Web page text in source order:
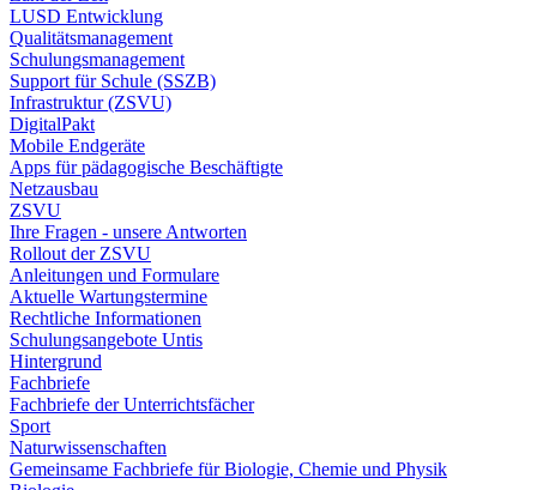
LUSD Entwicklung
Qualitätsmanagement
Schulungsmanagement
Support für Schule (SSZB)
Infrastruktur (ZSVU)
DigitalPakt
Mobile Endgeräte
Apps für pädagogische Beschäftigte
Netzausbau
ZSVU
Ihre Fragen - unsere Antworten
Rollout der ZSVU
Anleitungen und Formulare
Aktuelle Wartungstermine
Rechtliche Informationen
Schulungsangebote Untis
Hintergrund
Fachbriefe
Fachbriefe der Unterrichtsfächer
Sport
Naturwissenschaften
Gemeinsame Fachbriefe für Biologie, Chemie und Physik